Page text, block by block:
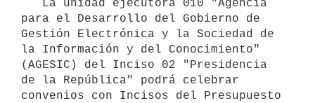
para el Desarrollo del Gobierno de
Gestión Electrónica y la Sociedad de
la Información y del Conocimiento"
(AGESIC) del Inciso 02 "Presidencia
de la República" podrá celebrar
convenios con Incisos del Presupuesto